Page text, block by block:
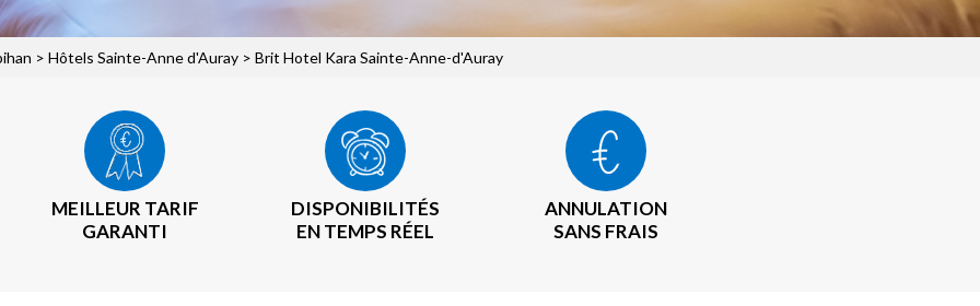
> Hôtels Sainte-Anne d'Auray > Brit Hotel Kara Sainte-Anne-d'Auray
MEILLEUR TARIF
GARANTI
DISPONIBILITÉS
EN TEMPS RÉEL
ANNULATION
SANS FRAIS